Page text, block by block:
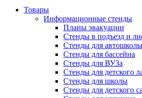
Товары
Информационные стенды
Планы эвакуации
Стенды в подъезд и
Стенды для автошколы
Стенды для бассейна
Стенды для ВУЗа
Стенды для детского
Стенды для школы
Стенды для детского